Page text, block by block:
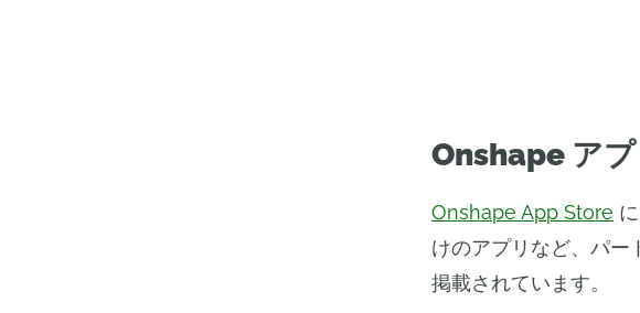
Onshape ア
Onshape App Store
けのアプリなど、パー
掲載されています。